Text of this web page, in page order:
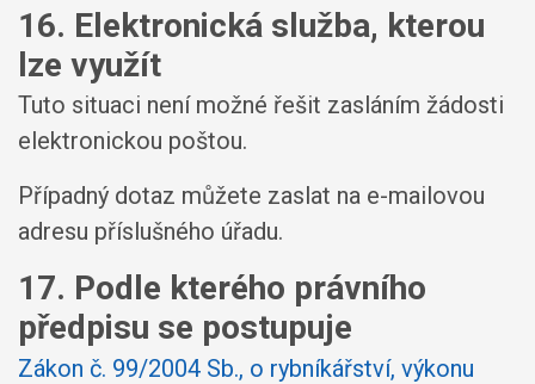
16. Elektronická služba, kterou
lze využít
Tuto situaci není možné řešit zasláním žádosti
elektronickou poštou.
Případný dotaz můžete zaslat na e-mailovou
adresu příslušného úřadu.
17. Podle kterého právního
předpisu se postupuje
Zákon č. 99/2004 Sb., o rybníkářství, výkonu